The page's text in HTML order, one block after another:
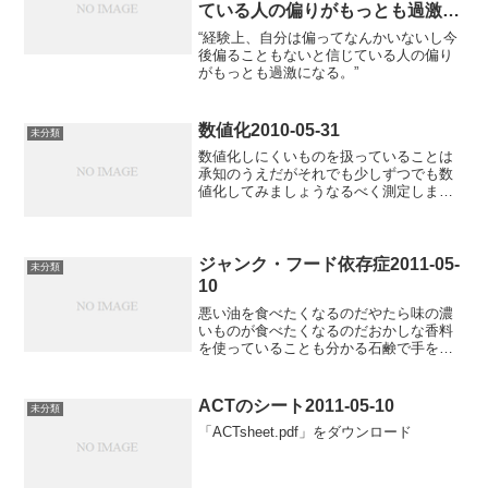
ている人の偏りがもっとも過激に
なる。”2015-06-28
“経験上、自分は偏ってなんかいないし今
後偏ることもないと信じている人の偏り
がもっとも過激になる。”
未分類 数値化2010-05-31
数値化しにくいものを扱っていることは
承知のうえだがそれでも少しずつでも数
値化してみましょうなるべく測定しまし
態度で接すれば理解し...
未分類
ジャンク・フード依存症2011-05-
10
悪い油を食べたくなるのだやたら味の濃
いものが食べたくなるのだおかしな香料
を使っていることも分かる石鹸で手を洗
やすくなっているからジャンクフードを
食べたくなるのかジャンク...
未分類 ACTのシート2011-05-10
「ACTsheet.pdf」をダウンロード